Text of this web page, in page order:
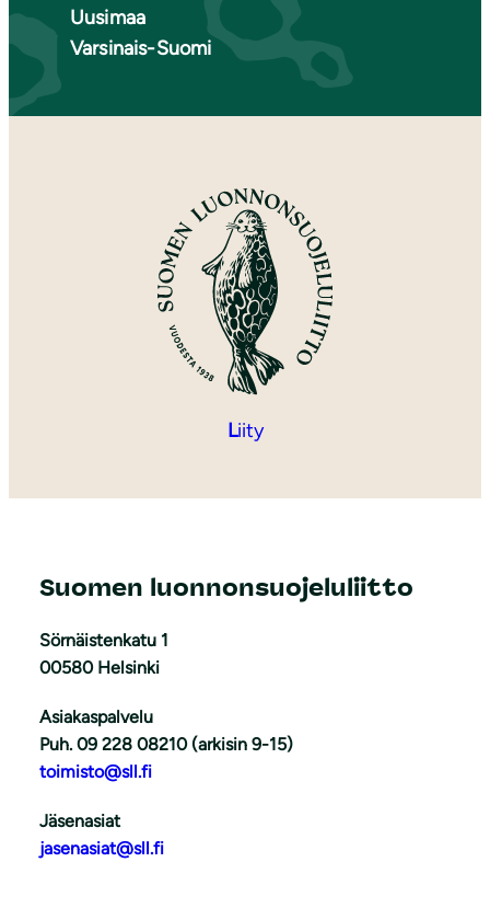
Uusimaa
Varsinais-Suomi
Liity
Suomen luonnonsuojeluliitto
Sörnäistenkatu 1
00580 Helsinki
Asiakaspalvelu
Puh. 09 228 08210 (arkisin 9-15)
toimisto@sll.fi
Jäsenasiat
jasenasiat@sll.fi